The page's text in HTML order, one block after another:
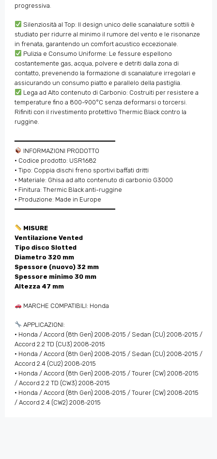
progressiva.
Silenziosità al Top: Il design unico delle scanalature sottili è
studiato per ridurre al minimo il rumore del vento e le risonanze
in frenata, garantendo un comfort acustico eccezionale.
Pulizia e Consumo Uniforme: Le fessure espellono
costantemente gas, acqua, polvere e detriti dalla zona di
contatto, prevenendo la formazione di scanalature irregolari e
assicurando un consumo piatto e parallelo della pastiglia.
Lega ad Alto contenuto di Carbonio: Costruiti per resistere a
temperature fino a 800-900°C senza deformarsi o torcersi.
Rifiniti con il rivestimento protettivo Thermic Black contro la
ruggine.
━━━━━━━━━━━━━━━━━━━━━━━━━━
INFORMAZIONI PRODOTTO
• Codice prodotto: USR1682
• Tipo: Coppia dischi freno sportivi baffati dritti
• Materiale: Ghisa ad alto contenuto di carbonio G3000
• Finitura: Thermic Black anti-ruggine
• Produzione: Made in Europe
━━━━━━━━━━━━━━━━━━━━━━━━━━
MISURE
Ventilazione Vented
Tipo disco Slotted
Diametro 320 mm
Spessore (nuovo) 32 mm
Spessore minimo 30 mm
Altezza 47 mm
MARCHE COMPATIBILI: Honda
APPLICAZIONI:
• Honda / Accord (8th Gen) 2008-2015 / Sedan (CU) 2008-2015 /
Accord 2.2 TD (CU3) 2008-2015
• Honda / Accord (8th Gen) 2008-2015 / Sedan (CU) 2008-2015 /
Accord 2.4 (CU2) 2008-2015
• Honda / Accord (8th Gen) 2008-2015 / Tourer (CW) 2008-2015
/ Accord 2.2 TD (CW3) 2008-2015
• Honda / Accord (8th Gen) 2008-2015 / Tourer (CW) 2008-2015
/ Accord 2.4 (CW2) 2008-2015